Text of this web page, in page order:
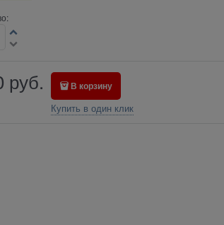
руб. В корзину
Купить в один клик